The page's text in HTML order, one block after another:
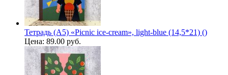
Тетрадь (A5) «Picnic ice-cream», light-blue (14,5*21) ()
Цена: 89.00 руб.